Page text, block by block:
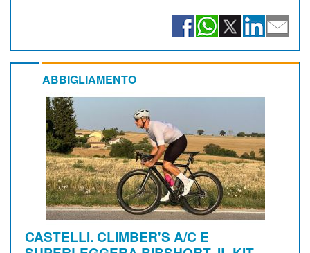
ABBIGLIAMENTO
CASTELLI. CLIMBER'S A/C E